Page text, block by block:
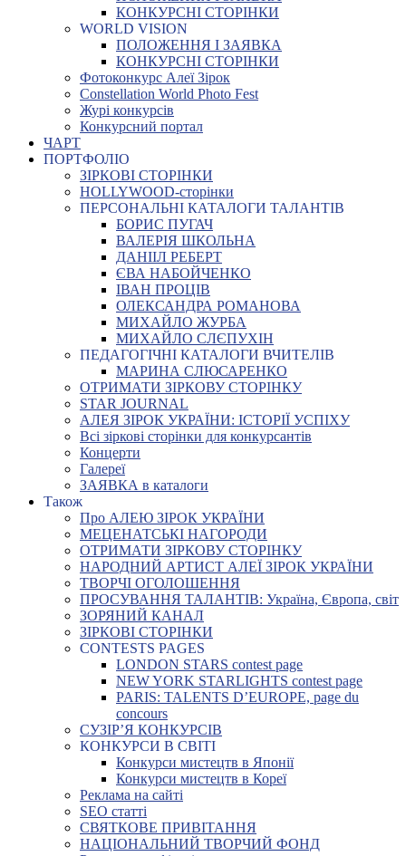
КОНКУРСНІ СТОРІНКИ
WORLD VISION
ПОЛОЖЕННЯ І ЗАЯВКА
КОНКУРСНІ СТОРІНКИ
Фотоконкурс Алеї Зірок
Constellation World Photo Fest
Журі конкурсів
Конкурсний портал
ЧАРТ
ПОРТФОЛІО
ЗІРКОВІ СТОРІНКИ
HOLLYWOOD-сторінки
ПЕРСОНАЛЬНІ КАТАЛОГИ ТАЛАНТІВ
БОРИС ПУГАЧ
ВАЛЕРІЯ ШКОЛЬНА
ДАНІІЛ РЕБЕРТ
ЄВА НАБОЙЧЕНКО
ІВАН ПРОЦІВ
ОЛЕКСАНДРА РОМАНОВА
МИХАЙЛО ЖУРБА
МИХАЙЛО СЛЄПУХІН
ПЕДАГОГІЧНІ КАТАЛОГИ ВЧИТЕЛІВ
МАРИНА СЛЮСАРЕНКО
ОТРИМАТИ ЗІРКОВУ СТОРІНКУ
STAR JOURNAL
АЛЕЯ ЗІРОК УКРАЇНИ: ІСТОРІЇ УСПІХУ
Всі зіркові сторінки для конкурсантів
Концерти
Галереї
ЗАЯВКА в каталоги
Також
Про АЛЕЮ ЗІРОК УКРАЇНИ
МЕЦЕНАТСЬКІ НАГОРОДИ
ОТРИМАТИ ЗІРКОВУ СТОРІНКУ
НАРОДНИЙ АРТИСТ АЛЕЇ ЗІРОК УКРАЇНИ
ТВОРЧІ ОГОЛОШЕННЯ
ПРОСУВАННЯ ТАЛАНТІВ: Україна, Європа, світ
ЗОРЯНИЙ КАНАЛ
ЗІРКОВІ СТОРІНКИ
CONTESTS PAGES
LONDON STARS contest page
NEW YORK STARLIGHTS contest page
PARIS: TALENTS D’EUROPE, page du
concours
СУЗІР’Я КОНКУРСІВ
КОНКУРСИ В СВІТІ
Конкурси мистецтв в Японії
Конкурси мистецтв в Кореї
Реклама на сайті
SEO статті
СВЯТКОВЕ ПРИВІТАННЯ
НАЦІОНАЛЬНИЙ ТВОРЧИЙ ФОНД